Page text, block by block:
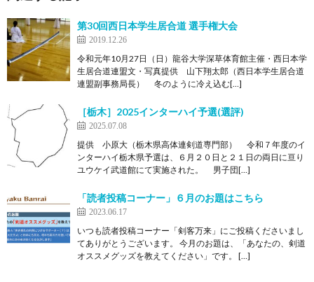
第30回西日本学生居合道 選手権大会
2019.12.26
令和元年10月27日（日）龍谷大学深草体育館主催・西日本学
生居合道連盟文・写真提供 山下翔太郎（西日本学生居合道
連盟副事務局長） 冬のように冷え込む[…]
［栃木］2025インターハイ予選(選評)
2025.07.08
提供 小原大（栃木県高体連剣道専門部） 令和７年度のイ
ンターハイ栃木県予選は、６月２０日と２１日の両日に亘り
ユウケイ武道館にて実施された。 男子団[…]
「読者投稿コーナー」６月のお題はこちら
2023.06.17
いつも読者投稿コーナー「剣客万来」にご投稿くださいまし
てありがとうございます。 今月のお題は、「あなたの、剣道
オススメグッズを教えてください」です。 […]